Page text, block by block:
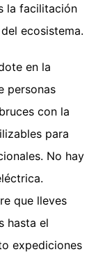
la facilitación
ecosistema.
en la
personas
con la
para
No hay
que lleves
hasta el
expediciones